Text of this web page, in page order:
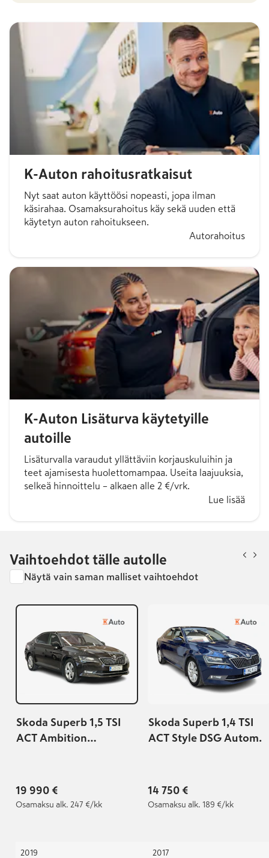
K-Auton rahoitusratkaisut
Nyt saat auton käyttöösi nopeasti, jopa ilman
käsirahaa. Osamaksurahoitus käy sekä uuden että
käytetyn auton rahoitukseen.
Autorahoitus
K-Auton Lisäturva käytetyille
autoille
Lisäturvalla varaudut yllättäviin korjauskuluihin ja
teet ajamisesta huolettomampaa. Useita laajuuksia,
selkeä hinnoittelu – alkaen alle 2 €/vrk.
Lue lisää
Vaihtoehdot tälle autolle
Näytä vain saman malliset vaihtoehdot
Skoda Superb 1,5 TSI
ACT Ambition
19 990 €
Osamaksu alk. 247 €/kk
2019
Skoda Superb 1,4 TSI
ACT Style DSG Autom.
14 750 €
Osamaksu alk. 189 €/kk
2017